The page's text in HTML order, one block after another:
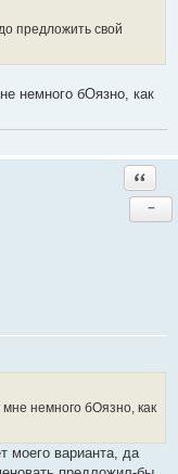
предложить свой
немного бОязно, как
−
немного бОязно, как
моего варианта, да